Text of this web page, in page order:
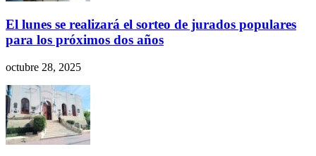
El lunes se realizará el sorteo de jurados populares
para los próximos dos años
octubre 28, 2025